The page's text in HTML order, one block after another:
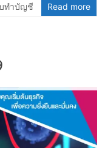
ทำบัญชี Read more